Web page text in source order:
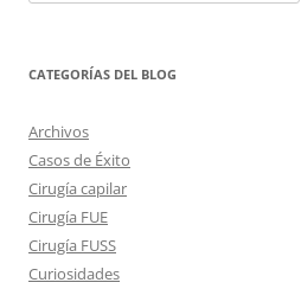
CATEGORÍAS DEL BLOG
Archivos
Casos de Éxito
Cirugía capilar
Cirugía FUE
Cirugía FUSS
Curiosidades